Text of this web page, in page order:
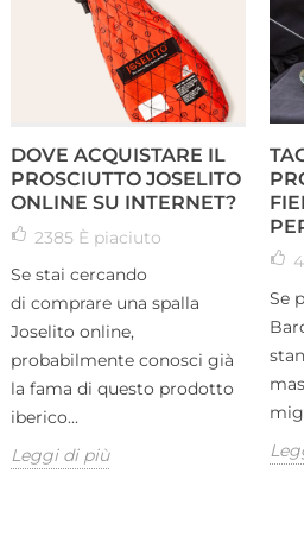
DOVE ACQUISTARE IL
PROSCIUTTO JOSELITO
ONLINE SU INTERNET?
2385 È piaciuto
Se stai cercando
di comprare una spalla
Joselito online,
probabilmente conosci già
la fama di questo prodotto
iberico...
Leggi di più
Se